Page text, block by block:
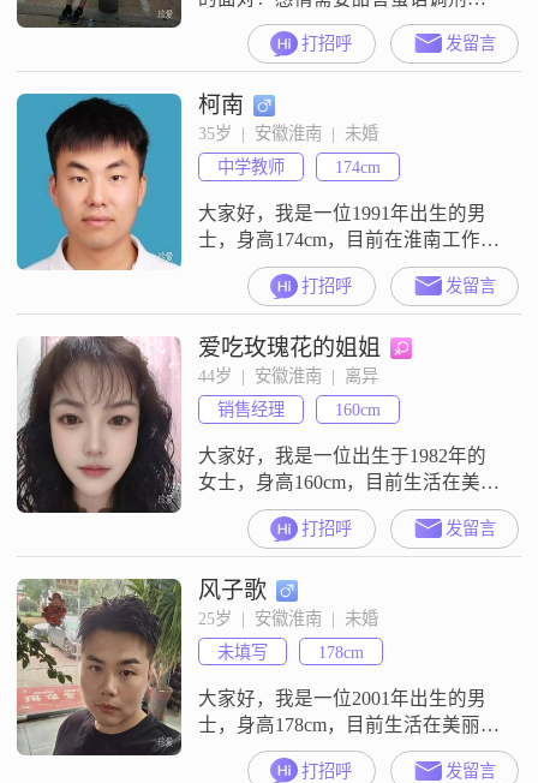
但更要相互的理解包容。俗话说，
嫁汉嫁汉穿衣吃饭，对男人的要求
高没问题，但同时你是否有与之相
配的条件？老话说的好啊，门当户
对也重要！女人化妆没问题，也不
反对女人化妆，浓妆淡抹总相宜，
但不能又是化妆又是美颜的，不知
道这算不算欺骗？大家都是成年
人，虚情假意的都能看出
打招呼 发留言
柯南
35岁  |  安徽淮南  |  未婚
中学教师
174cm
大家好，我是一位1991年出生的男
士，身高174cm，目前在淮南工作，
月收入在5001到8000元之间
##3002##我拥有大学本科学历，性
格上我比较稳重可靠，真诚待人，
有很强的责任感，与人相处随和，
容易沟通##3002##生活中我很注重
健康养生，也很勤俭节约##3002##
平时我喜欢研究汽车和科技数码产
品，对这些方面
打招呼 发留言
爱吃玫瑰花的姐姐
44岁  |  安徽淮南  |  离异
销售经理
160cm
大家好，我是一位出生于1982年的
女士，身高160cm，目前生活在美丽
的淮南##3002##我的月收入在5001
到8000元之间，虽然学历是高中及
以下，但我一直保持着独立自信的
生活态度##3002##在生活中，我特
别喜欢美食烹饪，这让我能够为自
己和家人带来健康美味的食物
##3002##性格方面，我温柔体贴，
细腻敏感，非
打招呼 发留言
风子歌
25岁  |  安徽淮南  |  未婚
未填写
178cm
大家好，我是一位2001年出生的男
士，身高178cm，目前生活在美丽的
淮南##3002##我拥有大专学历，在
工作中努力进取，月薪在3001到
打招呼 发留言